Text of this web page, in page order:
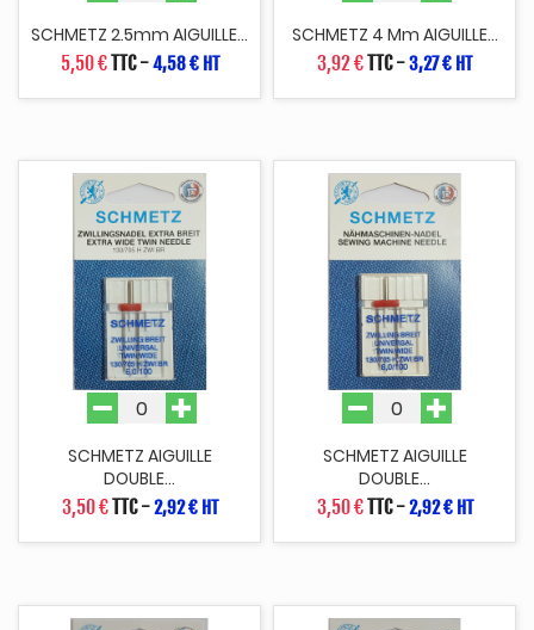
SCHMETZ 2.5mm AIGUILLE...
5,50 €TTC-4,58 € HT
SCHMETZ 4 Mm AIGUILLE...
3,92 €TTC-3,27 € HT
SCHMETZ AIGUILLE
DOUBLE...
3,50 €TTC-2,92 € HT
SCHMETZ AIGUILLE
DOUBLE...
3,50 €TTC-2,92 € HT